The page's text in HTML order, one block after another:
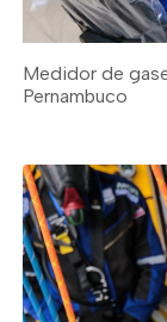
Medidor de
Pernambuco